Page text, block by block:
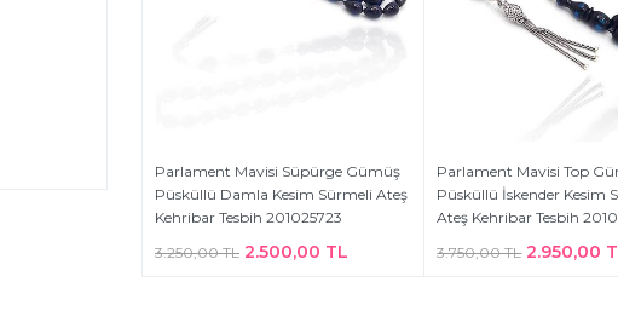
Parlament Mavisi Süpürge Gümüş
Püsküllü Damla Kesim Sürmeli Ateş
Kehribar Tesbih 201025723
3.250,00 TL 2.500,00 TL
Parlament Mavisi Top
Püsküllü İskender Kesim
Ateş Kehribar Tesbih
3.750,00 TL 2.950,00